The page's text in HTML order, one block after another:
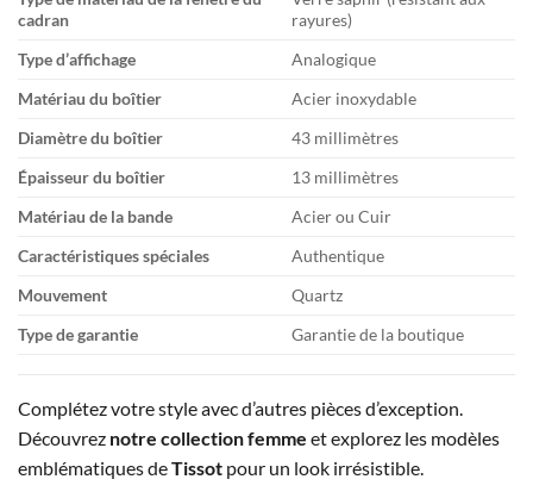
cadran
rayures)
Type d’affichage
Analogique
Matériau du boîtier
Acier inoxydable
Diamètre du boîtier
43 millimètres
Épaisseur du boîtier
13 millimètres
Matériau de la bande
Acier ou Cuir
Caractéristiques spéciales
Authentique
Mouvement
Quartz
Type de garantie
Garantie de la boutique
Complétez votre style avec d’autres pièces d’exception.
Découvrez notre collection femme et explorez les modèles
emblématiques deTissot pour un look irrésistible.